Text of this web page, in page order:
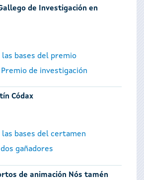
de Investigación en
las bases del premio
de investigación
Códax
las bases del certamen
gañadores
de animación Nós tamén